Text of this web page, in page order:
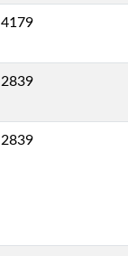
4179
2839
2839